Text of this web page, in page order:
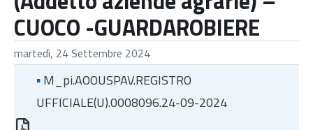
CUOCO -GUARDAROBIERE
martedì, 24 Settembre 2024
▪M_pi.AOOUSPAV.REGISTRO
UFFICIALE(U).0008096.24-09-2024